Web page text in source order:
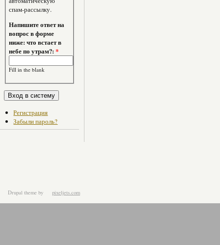
спам-рассылку.
Напишите ответ на
вопрос в форме
ниже: что встает в
небе по утрам?:*
Fill in the blank
Регистрация
Забыли пароль?
Drupal theme by pixeljets.com